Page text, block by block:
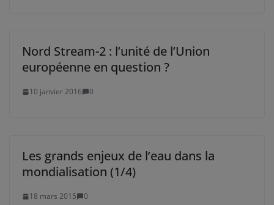
Nord Stream-2 : l’unité de l’Union
européenne en question ?
10 janvier 2016 0
Les grands enjeux de l’eau dans la
mondialisation (1/4)
18 mars 2015 0